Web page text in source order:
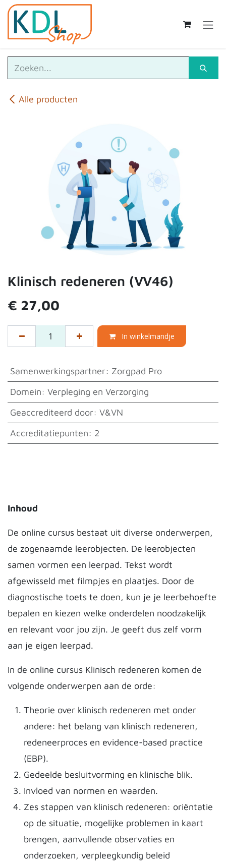
Overslaan naar inhoud
Alle producten
Klinisch redeneren (VV46)
€ 27,00
In winkelmandje
Samenwerkingspartner: Zorgpad Pro
Domein: Verpleging en Verzorging
Geaccrediteerd door: V&VN
Accreditatiepunten: 2
Inhoud
De online cursus bestaat uit diverse onderwerpen,
de zogenaamde leerobjecten. De leerobjecten
samen vormen een leerpad. Tekst wordt
afgewisseld met filmpjes en plaatjes. Door de
diagnostische toets te doen, kun je je leerbehoefte
bepalen en kiezen welke onderdelen noodzakelijk
en relevant voor jou zijn. Je geeft dus zelf vorm
aan je eigen leerpad.
In de online cursus Klinisch redeneren komen de
volgende onderwerpen aan de orde:
Theorie over klinisch redeneren met onder
andere: het belang van klinisch redeneren,
redeneerproces en evidence-based practice
(EBP).
Gedeelde besluitvorming en klinische blik.
Invloed van normen en waarden.
Zes stappen van klinisch redeneren: oriëntatie
op de situatie, mogelijke problemen in kaart
brengen, aanvullende observaties en
onderzoeken, verpleegkundig beleid